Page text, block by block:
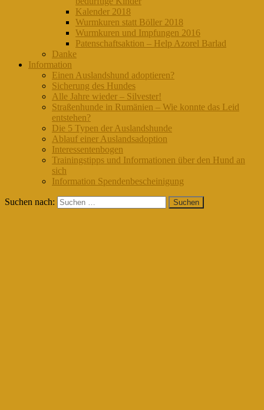
Kalender 2018
Wurmkuren statt Böller 2018
Wurmkuren und Impfungen 2016
Patenschaftsaktion – Help Azorel Barlad
Danke
Information
Einen Auslandshund adoptieren?
Sicherung des Hundes
Alle Jahre wieder – Silvester!
Straßenhunde in Rumänien – Wie konnte das Leid
entstehen?
Die 5 Typen der Auslandshunde
Ablauf einer Auslandsadoption
Interessentenbogen
Trainingstipps und Informationen über den Hund an
sich
Information Spendenbescheinigung
Suchen nach: